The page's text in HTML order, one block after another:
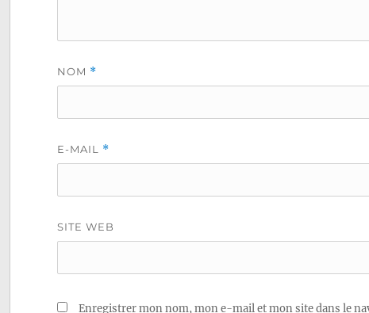
NOM *
E-MAIL *
SITE WEB
Enregistrer mon nom, mon e-mail et mon site dans le